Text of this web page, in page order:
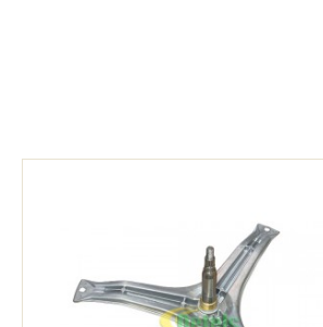
Candy C2 105-84 31000862
Candy C2 105-86S 31000951